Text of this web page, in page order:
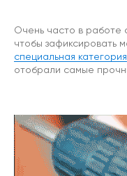
Очень часто в работе
чтобы зафиксировать
специальная категория
отобрали самые